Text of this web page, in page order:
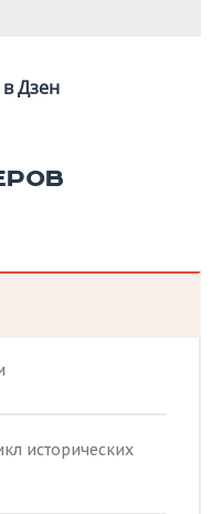
Дзен
исторических